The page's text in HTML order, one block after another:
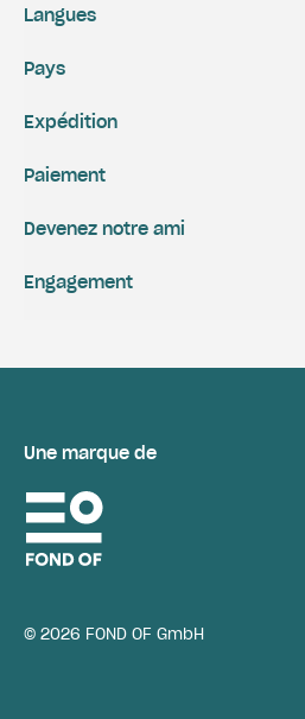
Expédition
Paiement
Engagement
Devenez notre ami
Langues
Pays
Une marque de
© 2026 FOND OF GmbH